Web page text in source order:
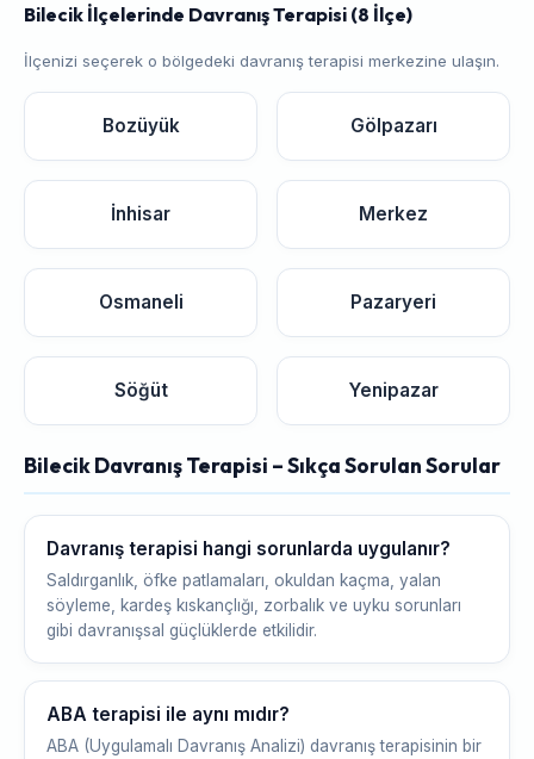
Bilecik İlçelerinde Davranış Terapisi (8 İlçe)
İlçenizi seçerek o bölgedeki davranış terapisi merkezine ulaşın.
Bozüyük Gölpazarı
İnhisar Merkez
Osmaneli Pazaryeri
Söğüt Yenipazar
Bilecik Davranış Terapisi – Sıkça Sorulan Sorular
Davranış terapisi hangi sorunlarda uygulanır?
Saldırganlık, öfke patlamaları, okuldan kaçma, yalan
söyleme, kardeş kıskançlığı, zorbalık ve uyku sorunları
gibi davranışsal güçlüklerde etkilidir.
ABA terapisi ile aynı mıdır?
ABA (Uygulamalı Davranış Analizi) davranış terapisinin bir